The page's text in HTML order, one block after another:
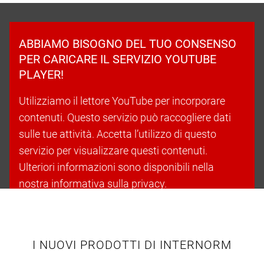
ABBIAMO BISOGNO DEL TUO CONSENSO
PER CARICARE IL SERVIZIO YOUTUBE
PLAYER!
Utilizziamo il lettore YouTube per incorporare
contenuti. Questo servizio può raccogliere dati
sulle tue attività. Accetta l’utilizzo di questo
servizio per visualizzare questi contenuti.
Ulteriori informazioni sono disponibili nella
nostra informativa sulla privacy.
I NUOVI PRODOTTI DI INTERNORM